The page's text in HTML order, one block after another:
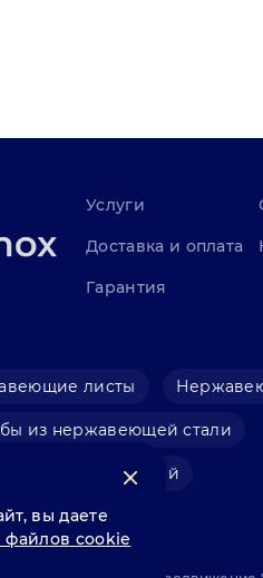
Услуги
Доставка и оплата
Гарантия
листы
из нержавеющей стали
нержавеющий
вы даете
файлов cookie